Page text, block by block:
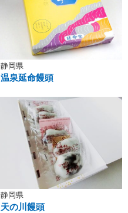
静岡県
温泉延命饅頭
静岡県
天の川饅頭